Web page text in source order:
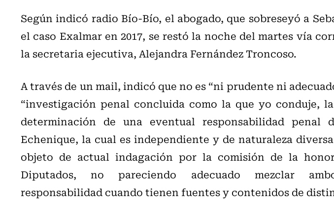
Según indicó radio Bío-Bío, el abogado, que sobreseyó a
el caso Exalmar en 2017, se restó la noche del martes vía
la secretaria ejecutiva, Alejandra Fernández Troncoso.
A través de un mail, indicó que no es “ni prudente ni
“investigación penal concluida como la que yo conduje,
determinación de una eventual responsabilidad penal
Echenique, la cual es independiente y de naturaleza
objeto de actual indagación por la comisión de la
Diputados, no pareciendo adecuado mezclar
responsabilidad cuando tienen fuentes y contenidos de